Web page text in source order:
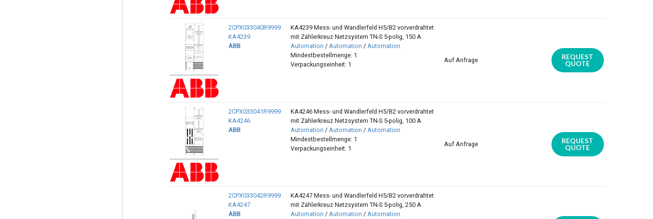
2CPX033040R9999
KA4239
ABB
KA4239 Mess- und Wandlerfeld H5/B2 vorverdrahtet
mit Zählerkreuz Netzsystem TN-S 5-polig, 150 A
Automation / Automation / Automation
Mindestbestellmenge: 1
Verpackungseinheit: 1
Auf Anfrage
REQUEST
QUOTE
2CPX033041R9999
KA4246
ABB
KA4246 Mess- und Wandlerfeld H5/B2 vorverdrahtet
mit Zählerkreuz Netzsystem TN-S 5-polig, 100 A
Automation / Automation / Automation
Mindestbestellmenge: 1
Verpackungseinheit: 1
Auf Anfrage
REQUEST
QUOTE
2CPX033042R9999
KA4247
ABB
KA4247 Mess- und Wandlerfeld H5/B2 vorverdrahtet
mit Zählerkreuz Netzsystem TN-S 5-polig, 250 A
Automation / Automation / Automation